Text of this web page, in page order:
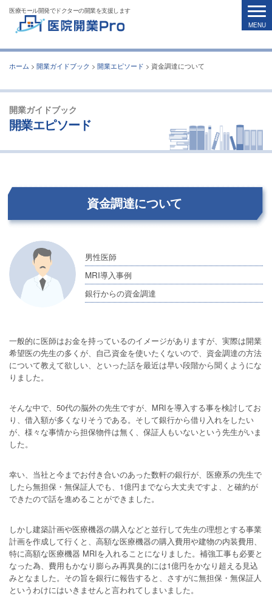
医療モール開発でドクターの開業を支援します
ホーム > 開業ガイドブック > 開業エピソード > 資金調達について
開業ガイドブック
開業エピソード
資金調達について
男性医師
MRI導入事例
銀行からの資金調達
一般的に医師はお金を持っているのイメージがありますが、実際は開業
希望医の先生の多くが、自己資金を使いたくないので、資金調達の方法
について教えて欲しい、といった話を最近は早い段階から聞くようにな
りました。
そんな中で、50代の脳外の先生ですが、MRIを導入する事を検討してお
り、借入額が多くなりそうである。そして銀行から借り入れをしたい
が、様々な事情から担保物件は無く、保証人もいないという先生がいま
した。
幸い、当社と今までお付き合いのあった数軒の銀行が、医療系の先生で
したら無担保・無保証人でも、1億円までなら大丈夫ですよ、と確約が
できたので話を進めることができました。
しかし建築計画や医療機器の購入などと並行して先生の理想とする事業
計画を作成して行くと、高額な医療機器の購入費用や建物の内装費用、
特に高額な医療機器 MRIを入れることになりました。補強工事も必要と
なった為、費用もかなり膨らみ再異臭的には1億円をかなり超える見込
みとなました。その旨を銀行に報告すると、さすがに無担保・無保証人
というわけにはいきませんと言われてしまいました。